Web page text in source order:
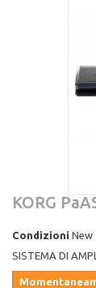
KORG
Condizioni New
SISTEMA DI